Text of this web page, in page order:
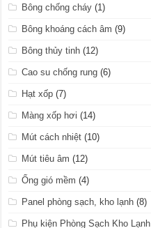
Bông chống cháy (1)
Bông khoáng cách âm (9)
Bông thủy tinh (12)
Cao su chống rung (6)
Hạt xốp (7)
Màng xốp hơi (14)
Mút cách nhiệt (10)
Mút tiêu âm (12)
Ống gió mềm (4)
Panel phòng sạch, kho lạnh (8)
Phụ kiện Phòng Sạch Kho Lạnh